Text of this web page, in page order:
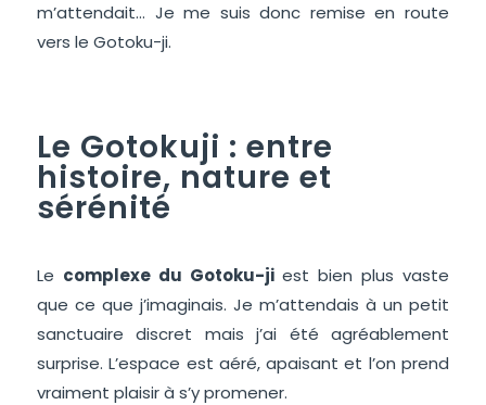
m’attendait… Je me suis donc remise en route
vers le Gotoku-ji.
Le Gotokuji : entre
histoire, nature et
sérénité
Le complexe du Gotoku-jiest bien plus vaste
que ce que j’imaginais. Je m’attendais à un petit
sanctuaire discret mais j’ai été agréablement
surprise. L’espace est aéré, apaisant et l’on prend
vraiment plaisir à s’y promener.